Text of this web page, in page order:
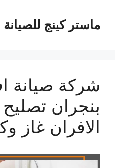
المحتوىماستر كينج للصيانة
شركة صيانة
بنجران
الافران غاز